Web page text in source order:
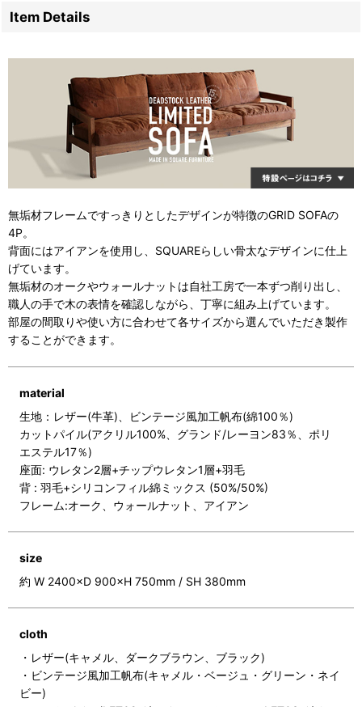
Item Details
無垢材フレームですっきりとしたデザインが特徴のGRID SOFAの
4P。
背面にはアイアンを使用し、SQUAREらしい骨太なデザインに仕上
げています。
無垢材のオークやウォールナットは自社工房で一本ずつ削り出し、
職人の手で木の表情を確認しながら、丁寧に組み上げています。
部屋の間取りや使い方に合わせて各サイズから選んでいただき製作
することができます。
material
生地：レザー(牛革)、ビンテージ風加工帆布(綿100％)
カットパイル(アクリル100%、グランド/レーヨン83％、ポリ
エステル17％)
座面: ウレタン2層+チップウレタン1層+羽毛
背 : 羽毛+シリコンフィル綿ミックス (50%/50%)
フレーム:オーク、ウォールナット、アイアン
size
約 W 2400×D 900×H 750mm / SH 380mm
cloth
・レザー(キャメル、ダークブラウン、ブラック)
・ビンテージ風加工帆布(キャメル・ベージュ・グリーン・ネイ
ビー)